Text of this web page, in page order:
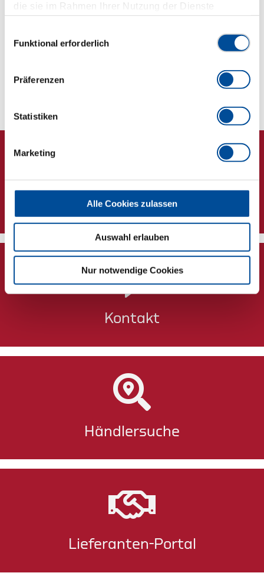
die sie im Rahmen Ihrer Nutzung der Dienste
gesammelt haben. Unsere vollständige
Funktional erforderlich
Präferenzen
Statistiken
Marketing
Alle Cookies zulassen
Auswahl erlauben
Nur notwendige Cookies
Abmessungen und Gewichte
Technische Eigenschaften
Newsletter
Kontakt
Händlersuche
Lieferanten-Portal